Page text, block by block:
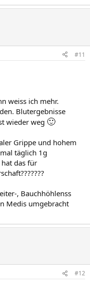
#11
weiss ich mehr.
Blutergebnisse
wieder weg 🙂
Grippe und hohem
täglich 1g
das für
, Bauchhöhlenss
Medis umgebracht
#12